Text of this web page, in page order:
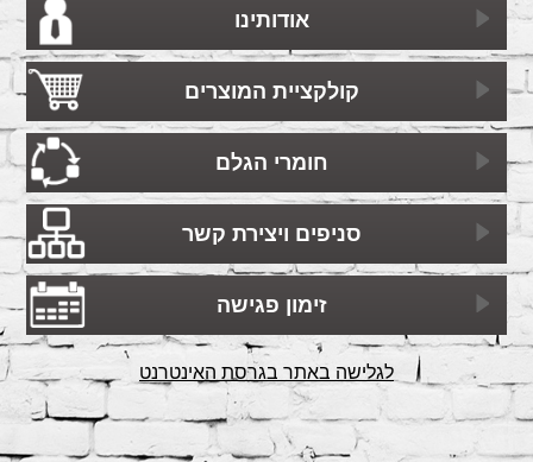
אודותינו
קולקציית המוצרים
חומרי הגלם
סניפים ויצירת קשר
זימון פגישה
לגלישה באתר בגרסת האינטרנט